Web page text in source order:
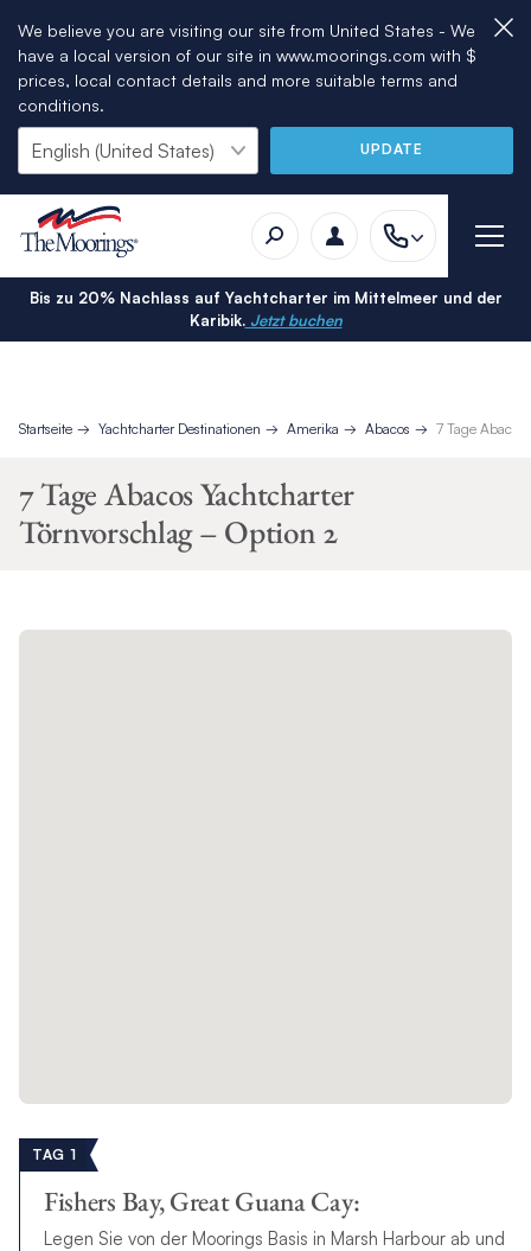
We believe you are visiting our site from United States - We
have a local version of our site in www.moorings.com with $
prices, local contact details and more suitable terms and
conditions.
UPDATE
Bis zu 20% Nachlass auf Yachtcharter im Mittelmeer und der
Karibik.Jetzt buchen
Startseite Yachtcharter Destinationen Amerika Abacos 7 Tage
7 Tage Abacos Yachtcharter
Törnvorschlag – Option 2
TAG 1
Fishers Bay, Great Guana Cay:
Legen Sie von der Moorings Basis in Marsh Harbour ab und